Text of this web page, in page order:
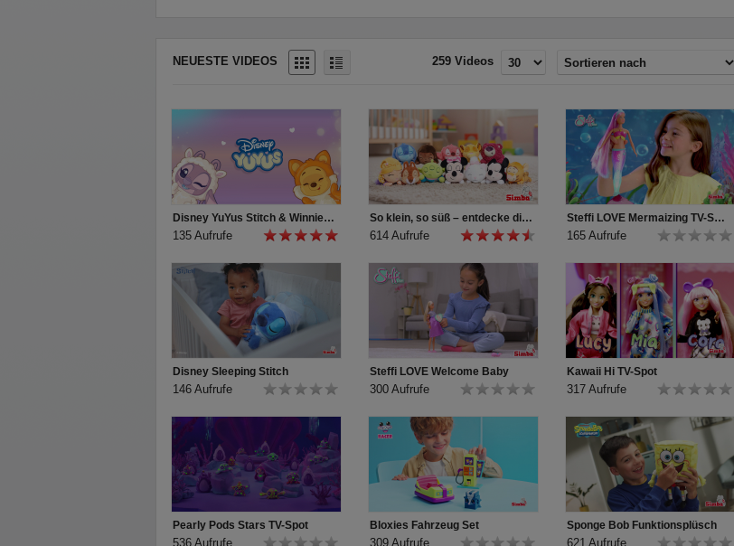
ideal zu Kindern ab 2 Jahren.
NEUESTE VIDEOS 259 Videos
Disney YuYus Stitch & Winnie Puuh - Wave 2
135 Aufrufe
So klein, so süß – entdecke die Disney Snuglets XS!
614 Aufrufe
Steffi LOVE Mermaizing TV-Spot
165 Aufrufe
Disney Sleeping Stitch
146 Aufrufe
Steffi LOVE Welcome Baby
300 Aufrufe
Kawaii Hi TV-Spot
317 Aufrufe
Pearly Pods Stars TV-Spot
536 Aufrufe
Bloxies Fahrzeug Set
309 Aufrufe
Sponge Bob Funktionsplüsch
621 Aufrufe